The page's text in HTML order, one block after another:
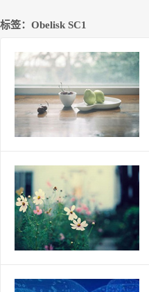
标签：Obelisk SC1